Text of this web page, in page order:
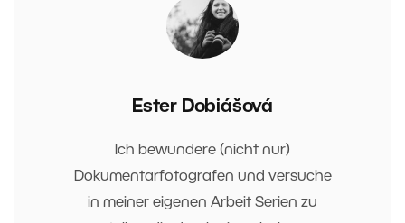
Ester Dobiášová
Ich bewundere (nicht nur)
Dokumentarfotografen und versuche
in meiner eigenen Arbeit Serien zu